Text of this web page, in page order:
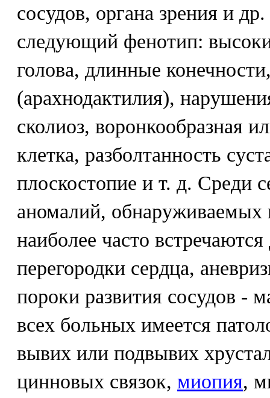
сосудов, органа зрения и
следующий фенотип:
голова, длинные
(арахнодактилия),
сколиоз, воронкообразная
клетка, разболтанность
плоскостопие и т. д. Среди
аномалий, обнаруживаемых
наиболее часто
перегородки сердца,
пороки развития сосудов -
всех больных имеется
вывих или подвывих
цинновых связок, миопия,